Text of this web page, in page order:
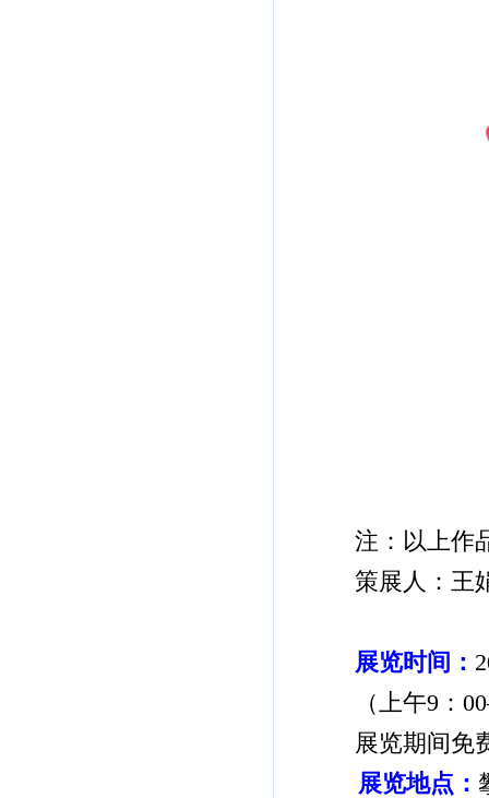
注：以上作
策展人：王
展览时间：
（上午9：
展览期间免
展览地点：